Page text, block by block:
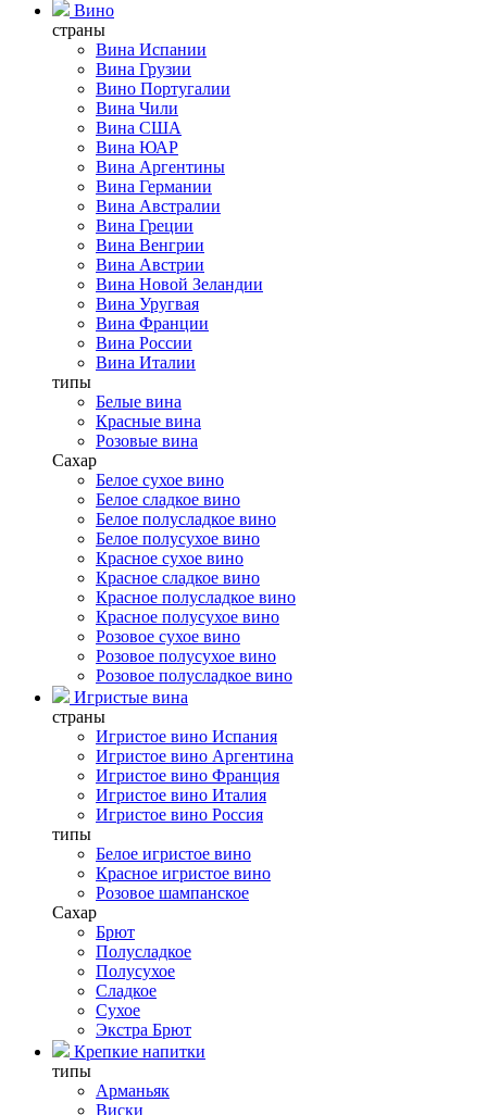
Вино
страны
Вина Испании
Вина Грузии
Вино Португалии
Вина Чили
Вина США
Вина ЮАР
Вина Аргентины
Вина Германии
Вина Австралии
Вина Греции
Вина Венгрии
Вина Австрии
Вина Новой Зеландии
Вина Уругвая
Вина Франции
Вина России
Вина Италии
типы
Белые вина
Красные вина
Розовые вина
Сахар
Белое сухое вино
Белое сладкое вино
Белое полусладкое вино
Белое полусухое вино
Красное сухое вино
Красное сладкое вино
Красное полусладкое вино
Красное полусухое вино
Розовое сухое вино
Розовое полусухое вино
Розовое полусладкое вино
Игристые вина
страны
Игристое вино Испания
Игристое вино Аргентина
Игристое вино Франция
Игристое вино Италия
Игристое вино Россия
типы
Белое игристое вино
Красное игристое вино
Розовое шампанское
Сахар
Брют
Полусладкое
Полусухое
Сладкое
Сухое
Экстра Брют
Крепкие напитки
типы
Арманьяк
Виски